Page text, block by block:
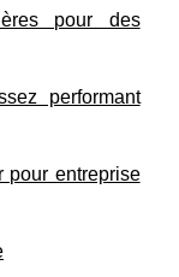
pour des
performant
pour entreprise